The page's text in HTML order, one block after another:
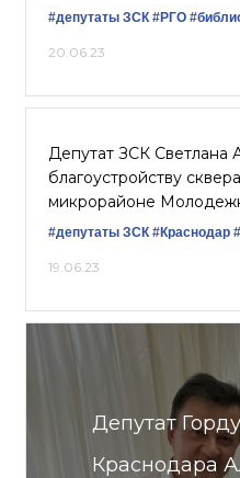
#депутаты ЗСК #РГО
20.06.23
Депутат ЗСК Светлана
благоустройству
микрорайоне
#депутаты ЗСК #Краснодар
19.06.23
Депутат
Краснодара